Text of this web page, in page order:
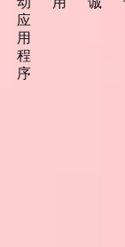
应
用
程
序